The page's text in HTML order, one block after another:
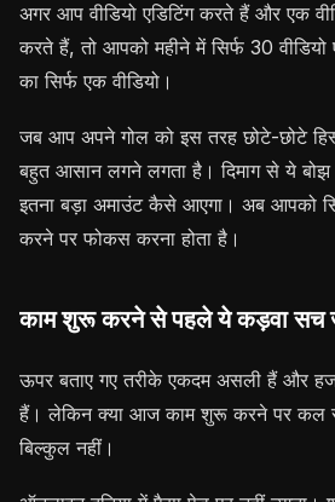
अगर आप वीडियो एडिटिंग करते हैं और एक
करते हैं, तो आपको महीने में सिर्फ 30
का सिर्फ एक वीडियो।
जब आप अपने गोल को इस तरह छोटे-छोटे
बहुत आसान लगने लगता है। दिमाग से ये
इतना बड़ा अमाउंट कैसे आएगा। अब आपको
करने पर फोकस करना होता है।
काम शुरू करने से पहले ये कड़वा सच
ऊपर बताए गए तरीके एकदम असली हैं और
हैं। लेकिन क्या आज काम शुरू करने पर कल
बिल्कुल नहीं।